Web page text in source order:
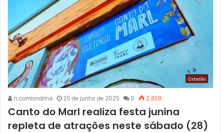
Cidadão
n.comlondrina 25 de junho de 2025 0 2.859
Canto do Marl realiza festa junina
repleta de atrações neste sábado (28)